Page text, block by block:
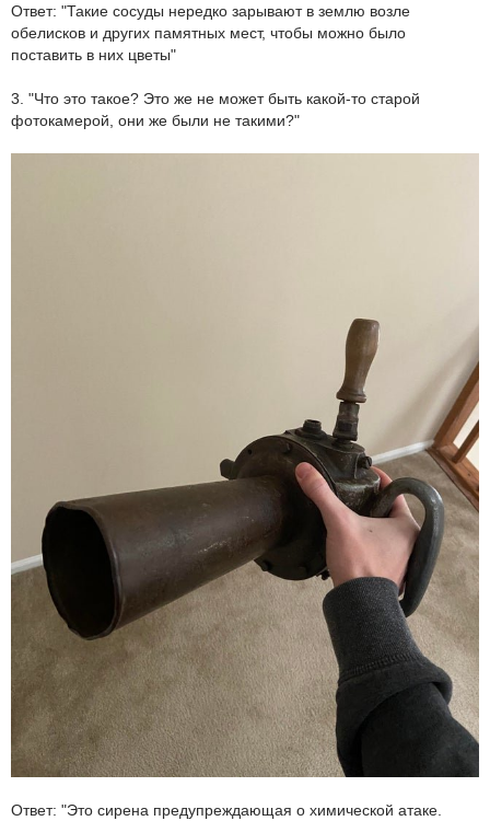
Ответ: "Такие сосуды нередко зарывают в землю возле
обелисков и других памятных мест, чтобы можно было
поставить в них цветы"
3. "Что это такое? Это же не может быть какой-то старой
фотокамерой, они же были не такими?"
Ответ: "Это сирена предупреждающая о химической атаке.